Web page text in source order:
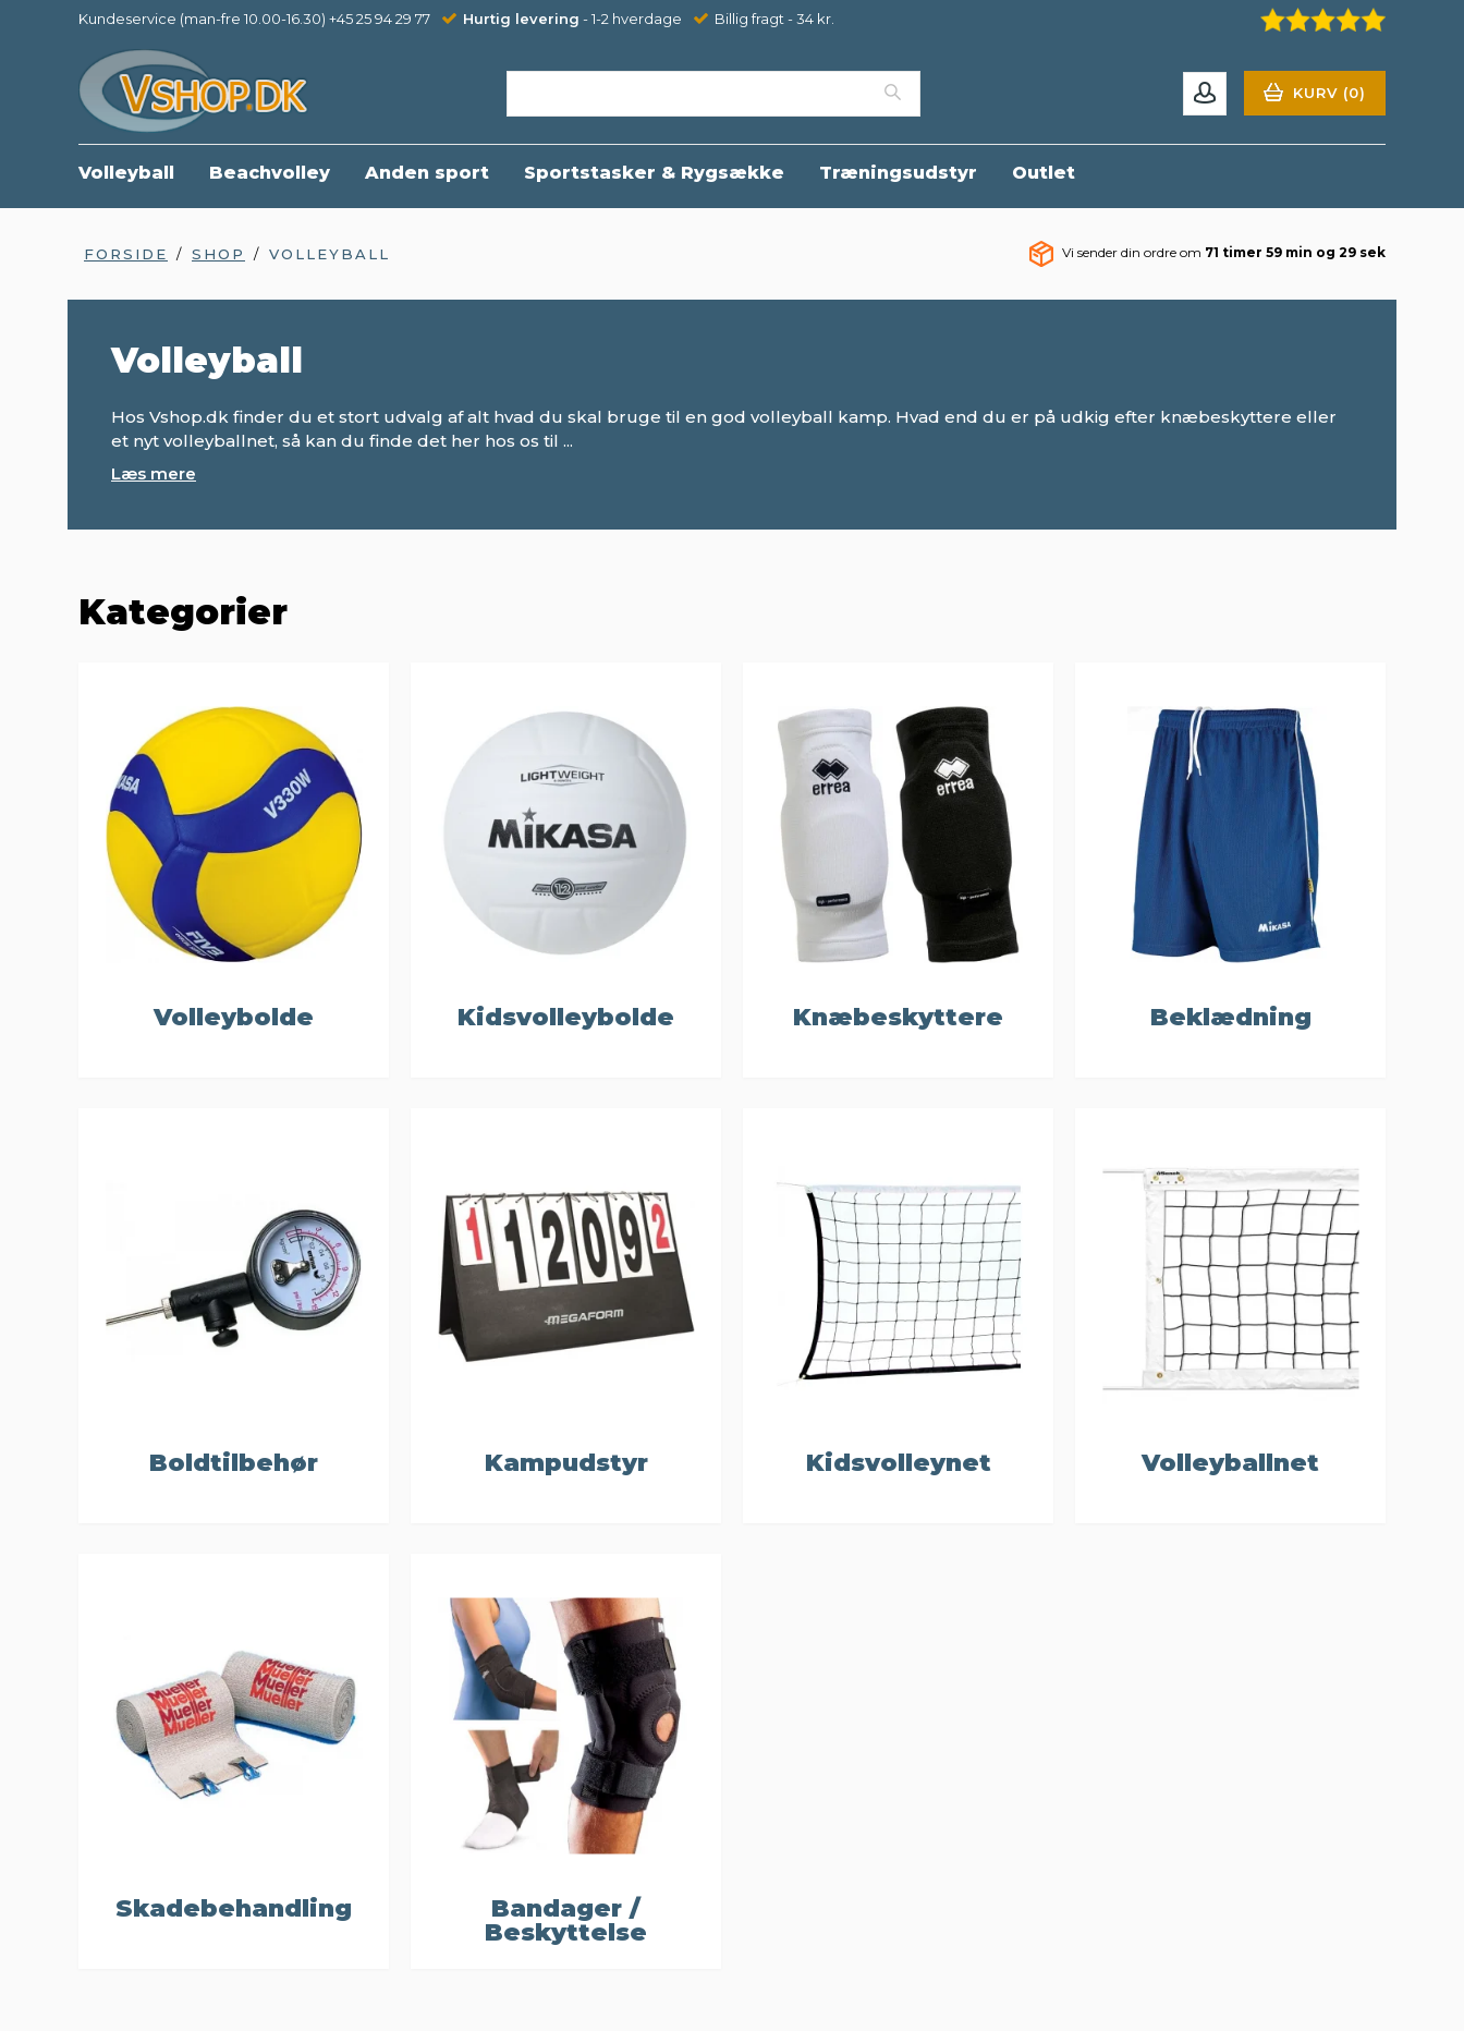
Kundeservice (man-fre 10.00-16.30) +45 25 94 29 77 Hurtig levering - 1-2 hverdage Billig fragt - 34 kr.
KURV (0)
Volleyball Beachvolley Anden sport Sportstasker & Rygsække Træningsudstyr Outlet
FORSIDE / SHOP / VOLLEYBALL Vi sender din ordre om 71 timer 59 min og 29 sek
Volleyball
Hos Vshop.dk finder du et stort udvalg af alt hvad du skal bruge til en god volleyball kamp. Hvad end du er på udkig efter knæbeskyttere eller
et nyt volleyballnet, så kan du finde det her hos os til ...
Læs mere
Kategorier
Volleybolde Kidsvolleybolde Knæbeskyttere Beklædning
Boldtilbehør Kampudstyr Kidsvolleynet Volleyballnet
Skadebehandling
Bandager /
Beskyttelse